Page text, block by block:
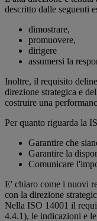
descritto dalle seguenti
dimostrare,
promuovere,
dirigere
assumersi la
Inoltre, il requisito
direzione strategica e
costruire una
Per quanto riguarda la
Garantire che
Garantire la
Comunicare
E' chiaro come i nuovi
con la direzione
Nella ISO 14001 il
4.4.1), le indicazioni e